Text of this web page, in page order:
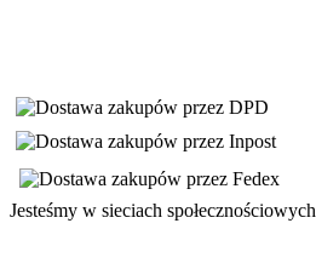
Jesteśmy w sieciach społecznościowych